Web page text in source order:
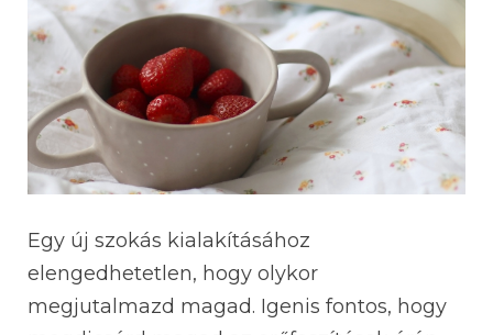
Egy új szokás kialakításához
elengedhetetlen, hogy olykor
megjutalmazd magad. Igenis fontos, hogy